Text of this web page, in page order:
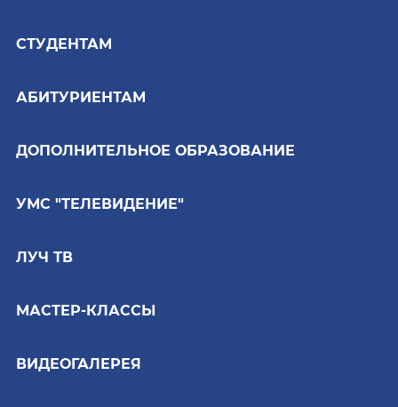
СТУДЕНТАМ
АБИТУРИЕНТАМ
ДОПОЛНИТЕЛЬНОЕ ОБРАЗОВАНИЕ
УМС "ТЕЛЕВИДЕНИЕ"
ЛУЧ ТВ
МАСТЕР-КЛАССЫ
ВИДЕОГАЛЕРЕЯ